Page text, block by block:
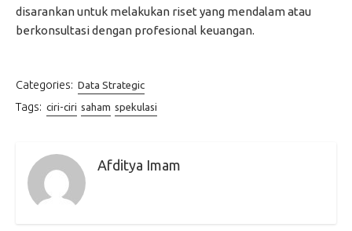
disarankan untuk melakukan riset yang mendalam atau
berkonsultasi dengan profesional keuangan.
Categories: Data Strategic
Tags: ciri-ciri saham spekulasi
Afditya Imam